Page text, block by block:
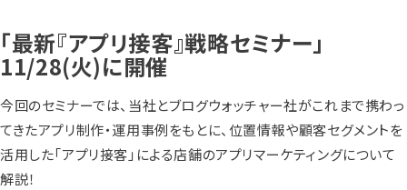
「最新『アプリ接客』戦略セミナー」
11/28(火)に開催
今回のセミナーでは、当社とブログウォッチャー社がこれまで携わっ
てきたアプリ制作・運用事例をもとに、位置情報や顧客セグメントを
活用した「アプリ接客」による店舗のアプリマーケティングについて
解説！